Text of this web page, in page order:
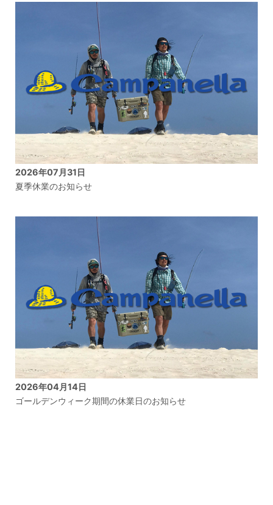
2026年07月31日
夏季休業のお知らせ
2026年04月14日
ゴールデンウィーク期間の休業日のお知らせ